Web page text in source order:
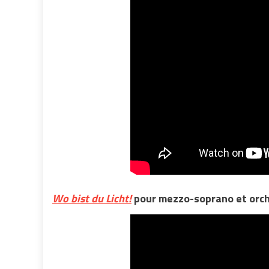
Wo bist du Licht!pour mezzo-soprano et